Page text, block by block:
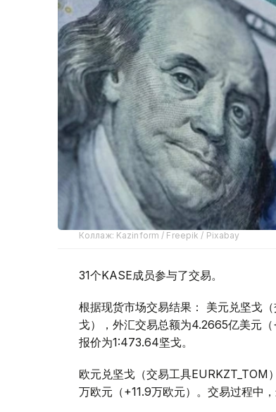
Коллаж: Kazinform / Freepik / Pixabay
31个KASE成员参与了交易。
根据现货市场交易结果： 美元兑坚戈
戈），外汇交易总额为4.2665亿美元
报价为1:473.64坚戈。
欧元兑坚戈（交易工具
万欧元（+11.9万欧元）。交易过程中